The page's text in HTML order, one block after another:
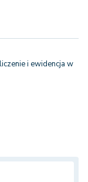
i ewidencja w